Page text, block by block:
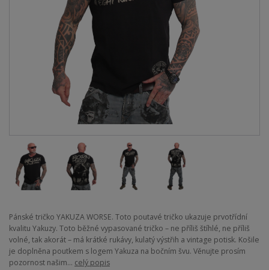
Pánské tričko YAKUZA WORSE. Toto poutavé tričko ukazuje prvotřídní
kvalitu Yakuzy. Toto běžné vypasované tričko – ne příliš štíhlé, ne příliš
volné, tak akorát – má krátké rukávy, kulatý výstřih a vintage potisk. Košile
je doplněna poutkem s logem Yakuza na bočním švu. Věnujte prosím
pozornost našim... celý popis